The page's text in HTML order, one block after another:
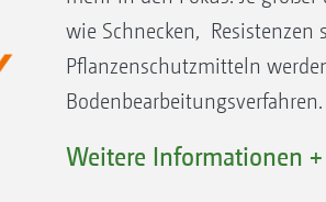
wie Schnecken, Resistenzen
Pflanzenschutzmitteln
Mit den TopCut kann die
Weitere Informationen +